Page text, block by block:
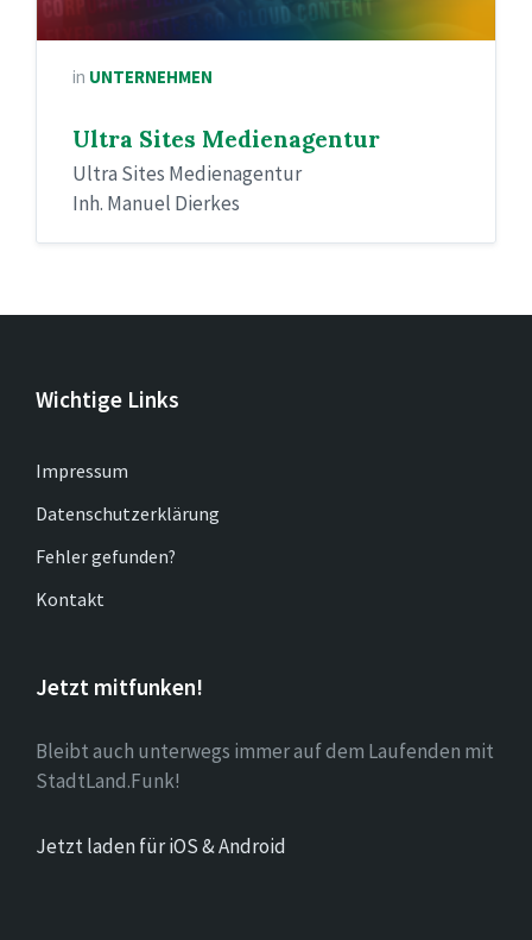
in UNTERNEHMEN
Ultra Sites Medienagentur
Ultra Sites Medienagentur
Inh. Manuel Dierkes
Wichtige Links
Impressum
Datenschutzerklärung
Fehler gefunden?
Kontakt
Jetzt mitfunken!
Bleibt auch unterwegs immer auf dem Laufenden mit
StadtLand.Funk!
Jetzt laden für iOS & Android